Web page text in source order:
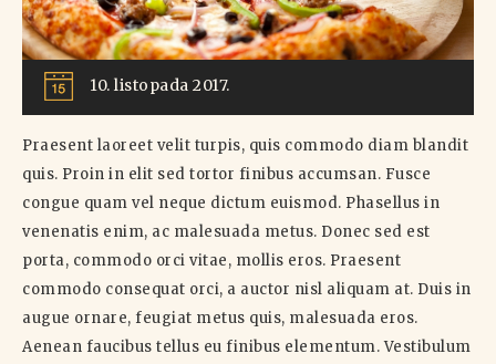
10. listopada 2017.
Praesent laoreet velit turpis, quis commodo diam blandit
quis. Proin in elit sed tortor finibus accumsan. Fusce
congue quam vel neque dictum euismod. Phasellus in
venenatis enim, ac malesuada metus. Donec sed est
porta, commodo orci vitae, mollis eros. Praesent
commodo consequat orci, a auctor nisl aliquam at. Duis in
augue ornare, feugiat metus quis, malesuada eros.
Aenean faucibus tellus eu finibus elementum. Vestibulum